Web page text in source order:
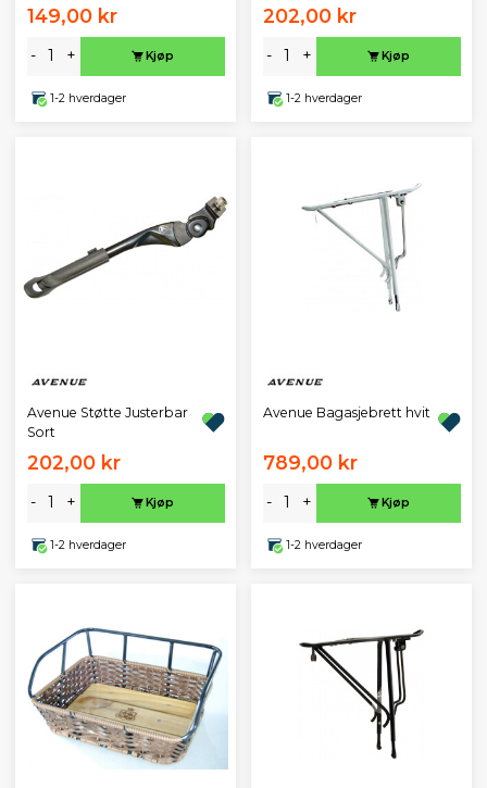
149,00 kr
- + Kjøp
1-2 hverdager
202,00 kr
- + Kjøp
1-2 hverdager
Avenue Støtte Justerbar
Sort
202,00 kr
- + Kjøp
1-2 hverdager
Avenue Bagasjebrett hvit
789,00 kr
- + Kjøp
1-2 hverdager